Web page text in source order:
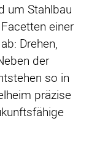
um Stahlbau
einer
Drehen,
der
so in
präzise